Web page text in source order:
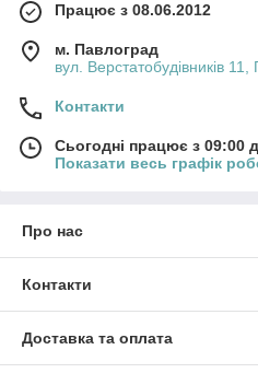
Працює з 08.06.2012
м. Павлоград
вул. Верстатобудівників
Контакти
Сьогодні працює з 09:00
Показати весь графік
Про нас
Контакти
Доставка та оплата